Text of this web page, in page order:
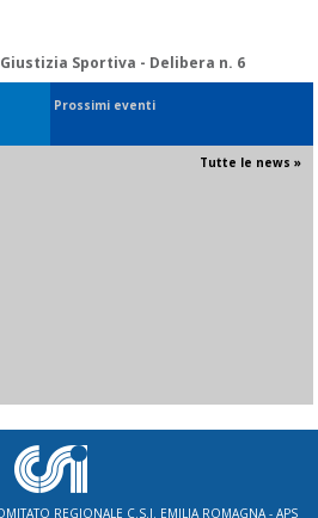
Sportiva - Delibera n. 6
Prossimi eventi
Tutte le news »
REGIONALE C.S.I. EMILIA ROMAGNA - APS